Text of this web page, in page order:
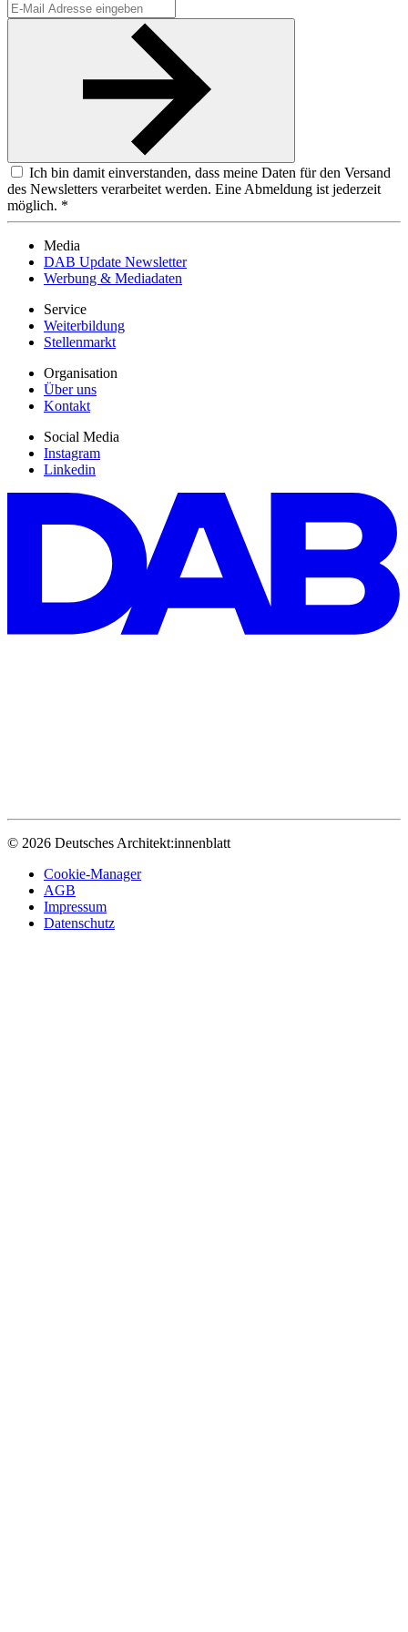
Ich bin damit einverstanden, dass meine Daten für den Versand
des Newsletters verarbeitet werden. Eine Abmeldung ist jederzeit
möglich. *
Media
DAB Update Newsletter
Werbung & Mediadaten
Service
Weiterbildung
Stellenmarkt
Organisation
Über uns
Kontakt
Social Media
Instagram
Linkedin
© 2026 Deutsches Architekt:innenblatt
Cookie-Manager
AGB
Impressum
Datenschutz